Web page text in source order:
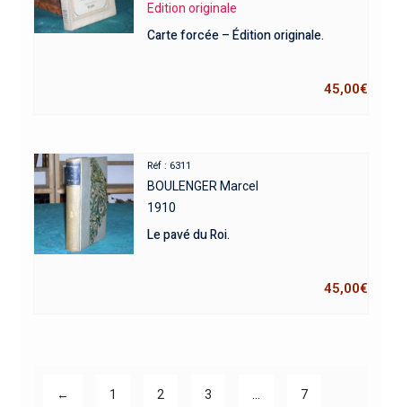
Edition originale
Carte forcée – Édition originale.
45,00€
Réf : 6311
BOULENGER Marcel
1910
Le pavé du Roi.
45,00€
← 1 2 3 7